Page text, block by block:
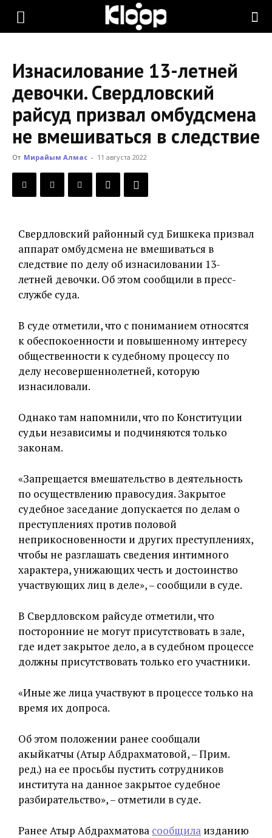
KLOOP.KG
Новости
Кыргызстана
Изнасилование 13-летней
девочки. Свердловский
райсуд призвал омбудсмена
не вмешиваться в следствие
От Мирайым Алмас - 11 августа 2022
Свердловский районный суд Бишкека призвал
аппарат омбудсмена не вмешиваться в
следствие по делу об изнасиловании 13-
летней девочки. Об этом сообщили в пресс-
службе суда.
В суде отметили, что с пониманием относятся
к обеспокоенности и повышенному интересу
общественности к судебному процессу по
делу несовершеннолетней, которую
изнасиловали.
Однако там напомнили, что по Конституции
судьи независимы и подчиняются только
законам.
«Запрещается вмешательство в деятельность
по осуществлению правосудия. Закрытое
судебное заседание допускается по делам о
преступлениях против половой
неприкосновенности и других преступлениях,
чтобы не разглашать сведения интимного
характера, унижающих честь и достоинство
участвующих лиц в деле», – сообщили в суде.
В Свердловском райсуде отметили, что
посторонние не могут присутствовать в зале,
где идет закрытое дело, а в судебном процессе
должны присутствовать только его участники.
«Иные же лица участвуют в процессе только на
время их допроса.
Об этом положении ранее сообщали
акыйкатчы (Атыр Абдрахматовой, – Прим.
ред.) на ее просьбы пустить сотрудников
института на данное закрытое судебное
разбирательство», – отметили в суде.
Ранее Атыр Абдрахматова сообщила изданию